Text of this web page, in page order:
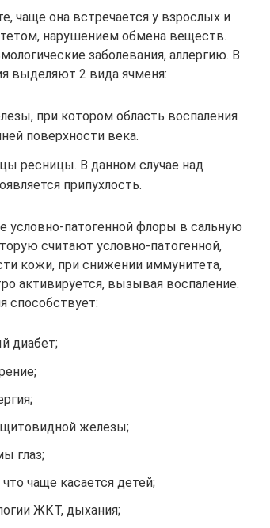
чаще она встречается у взрослых и
нарушением обмена веществ.
заболевания, аллергию. В
выделяют 2 вида ячменя:
при котором область воспаления
поверхности века.
ресницы. В данном случае над
припухлость.
условно-патогенной флоры в сальную
считают условно-патогенной,
кожи, при снижении иммунитета,
активируется, вызывая воспаление.
способствует:
диабет;
железы;
глаз;
чаще касается детей;
ЖКТ, дыхания;